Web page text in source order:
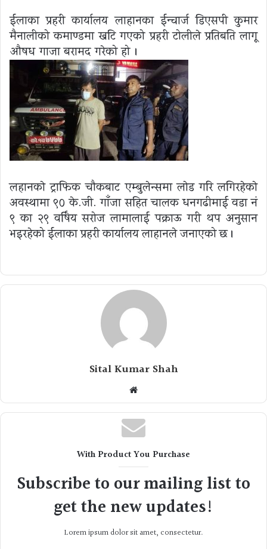
ईलाका प्रहरी कार्यालय लाहानका ईन्चार्ज डिएसपी कुमार
मैनालीको कमाण्डमा खटि गएको प्रहरी टोलीले प्रतिबन्धित लागू
औषध गाजा बरामद गरेको हो ।
लहानकाे ट्राफिक चौकबाट एम्बुलेन्समा लाेड गरि लगिरहेकाे
अवस्थामा ९० के.जी. गाँजा सहित चालक धनगढीमाई वडा नं
९ का २९ वर्षिय सरोज लामालाई पक्राऊ गरी थप अनुसन्धान
भइरहेको ईलाका प्रहरी कार्यालय लाहानले जनाएको छ ।
Sital Kumar Shah
Website
With Product You Purchase
Subscribe to our mailing list to
get the new updates!
Lorem ipsum dolor sit amet, consectetur.